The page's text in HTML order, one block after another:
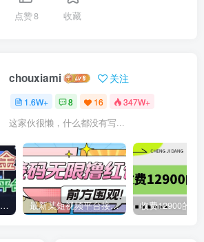
点赞8 收藏
chouxiami 关注
1.6W+ 8 16 347W+
这家伙很懒，什么都没有写...
国外玩游戏赚美金平台，一个游戏60+，收益碾压国内所有平台 最新某短视频平台接码看广告，无限撸1.3元项目【软件+详细操作教程】